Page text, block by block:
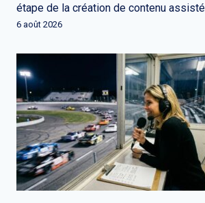
étape de la création de contenu
6 août 2026